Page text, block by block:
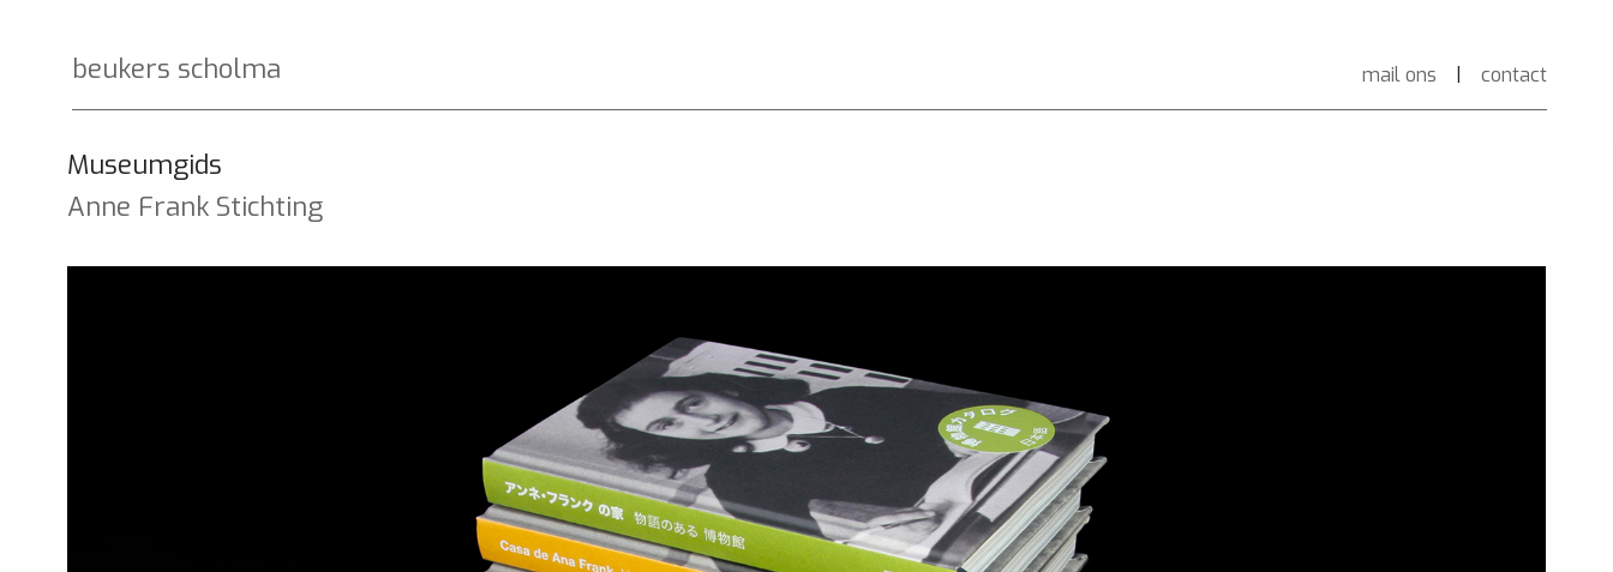
beukers scholma mail ons contact
Museumgids
Anne Frank Stichting